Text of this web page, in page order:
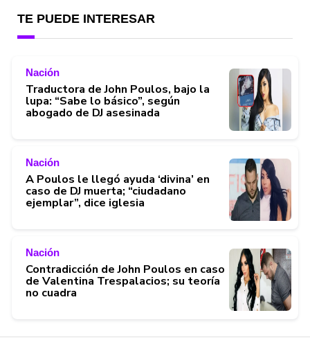
TE PUEDE INTERESAR
Nación
Traductora de John Poulos, bajo la
lupa: “Sabe lo básico”, según
abogado de DJ asesinada
Nación
A Poulos le llegó ayuda ‘divina’ en
caso de DJ muerta; “ciudadano
ejemplar”, dice iglesia
Nación
Contradicción de John Poulos en caso
de Valentina Trespalacios; su teoría
no cuadra